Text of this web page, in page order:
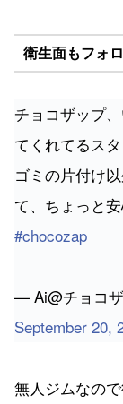
衛生面もフォ
チョコザップ
てくれてるス
ゴミの片付け
て、ちょっと
#chocozap
— Ai@チョコ
September 20,
無人ジムなの